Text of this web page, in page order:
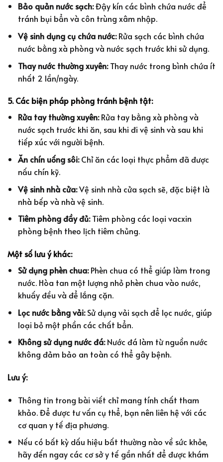
Bảo quản nước sạch:Đậy kín các bình chứa nước để
tránh bụi bẩn và côn trùng xâm nhập.
Vệ sinh dụng cụ chứa nước:Rửa sạch các bình chứa
nước bằng xà phòng và nước sạch trước khi sử dụng.
Thay nước thường xuyên:Thay nước trong bình chứa ít
nhất 2 lần/ngày.
5. Các biện pháp phòng tránh bệnh tật:
Rửa tay thường xuyên:Rửa tay bằng xà phòng và
nước sạch trước khi ăn, sau khi đi vệ sinh và sau khi
tiếp xúc với người bệnh.
Ăn chín uống sôi:Chỉ ăn các loại thực phẩm đã được
nấu chín kỹ.
Vệ sinh nhà cửa:Vệ sinh nhà cửa sạch sẽ, đặc biệt là
nhà bếp và nhà vệ sinh.
Tiêm phòng đầy đủ:Tiêm phòng các loại vacxin
phòng bệnh theo lịch tiêm chủng.
Một số lưu ý khác:
Sử dụng phèn chua:Phèn chua có thể giúp làm trong
nước. Hòa tan một lượng nhỏ phèn chua vào nước,
khuấy đều và để lắng cặn.
Lọc nước bằng vải:Sử dụng vải sạch để lọc nước, giúp
loại bỏ một phần các chất bẩn.
Không sử dụng nước đá:Nước đá làm từ nguồn nước
không đảm bảo an toàn có thể gây bệnh.
Lưu ý:
Thông tin trong bài viết chỉ mang tính chất tham
khảo. Để được tư vấn cụ thể, bạn nên liên hệ với các
cơ quan y tế địa phương.
Nếu có bất kỳ dấu hiệu bất thường nào về sức khỏe,
hãy đến ngay các cơ sở y tế gần nhất để được khám